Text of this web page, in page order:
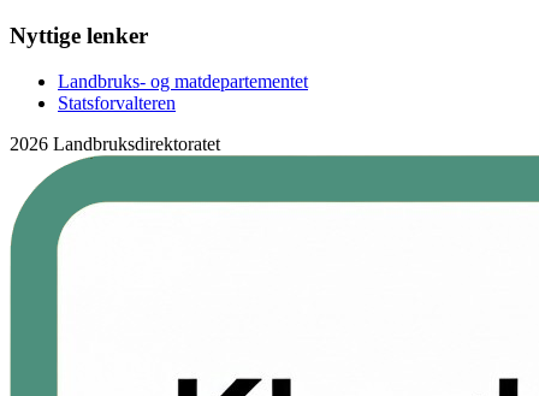
Nyttige lenker
Landbruks- og matdepartementet
Statsforvalteren
2026 Landbruksdirektoratet